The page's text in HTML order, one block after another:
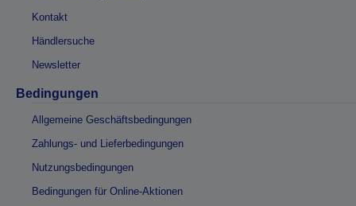
Kontakt
Händlersuche
Newsletter
Bedingungen
Allgemeine Geschäftsbedingungen
Zahlungs- und Lieferbedingungen
Nutzungsbedingungen
Bedingungen für Online-Aktionen